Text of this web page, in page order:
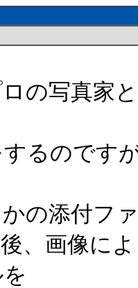
の写真家
るのです
の添付フ
、画像に